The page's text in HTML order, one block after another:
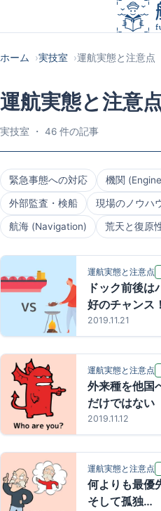
ホーム 実技室 運航実態と注意点
運航実態と注意
実技室 ・ 46 件の記事
緊急事態への対応 機関
外部監査・検船 現場のノウハ
航海 (Navigation) 荒天と復原
運航実態と注意点
ドック前後は
好のチャンス
2019.11.21
運航実態と注意点
外来種を他国
だけではない
2019.11.12
運航実態と注意点
何よりも最優
そして孤独…